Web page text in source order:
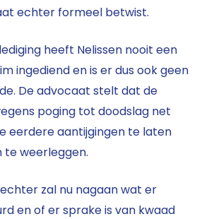
echter formeel betwist.
heeft Nelissen nooit een
ingediend en is er dus ook geen
De advocaat stelt dat de
poging tot doodslag net
eerdere aantijgingen te laten
te weerleggen.
zal nu nagaan wat er
en of er sprake is van kwaad